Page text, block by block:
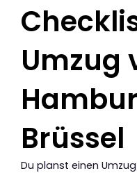
Umzug
Brüssel
Du planst einen